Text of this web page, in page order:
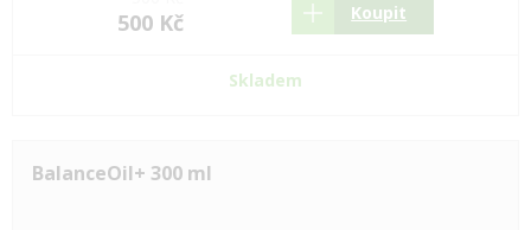
500 Kč Koupit
Skladem
BalanceOil+ 300 ml